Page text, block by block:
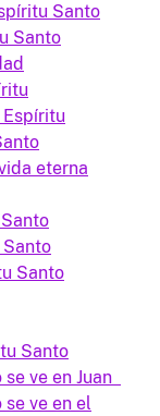
Santo
Santo
eterna
Santo
Santo
ve en Juan
se ve en el